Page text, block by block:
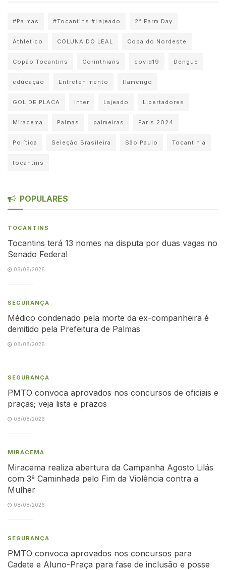
#Palmas #Tocantins #Lajeado 2° Farm Day
Athletico COLUNA DO LEAL Copa do Nordeste
Copão Tocantins Corinthians covid19 Dengue
educação Entretenimento flamengo
GOL DE PLACA Inter Lajeado Libertadores
Miracema Palmas palmeiras Paris 2024
Política Seleção Brasileira São Paulo Tocantinia
tocantins
POPULARES
TOCANTINS
Tocantins terá 13 nomes na disputa por duas vagas no
Senado Federal
08/08/2026
SEGURANÇA
Médico condenado pela morte da ex-companheira é
demitido pela Prefeitura de Palmas
08/08/2026
SEGURANÇA
PMTO convoca aprovados nos concursos de oficiais e
praças; veja lista e prazos
08/08/2026
MIRACEMA
Miracema realiza abertura da Campanha Agosto Lilás
com 3ª Caminhada pelo Fim da Violência contra a
Mulher
08/08/2026
SEGURANÇA
PMTO convoca aprovados nos concursos para
Cadete e Aluno-Praça para fase de inclusão e posse